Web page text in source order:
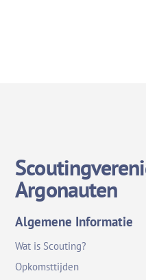
Argonauten
Algemene Informatie
Wat is Scouting?
Opkomsttijden